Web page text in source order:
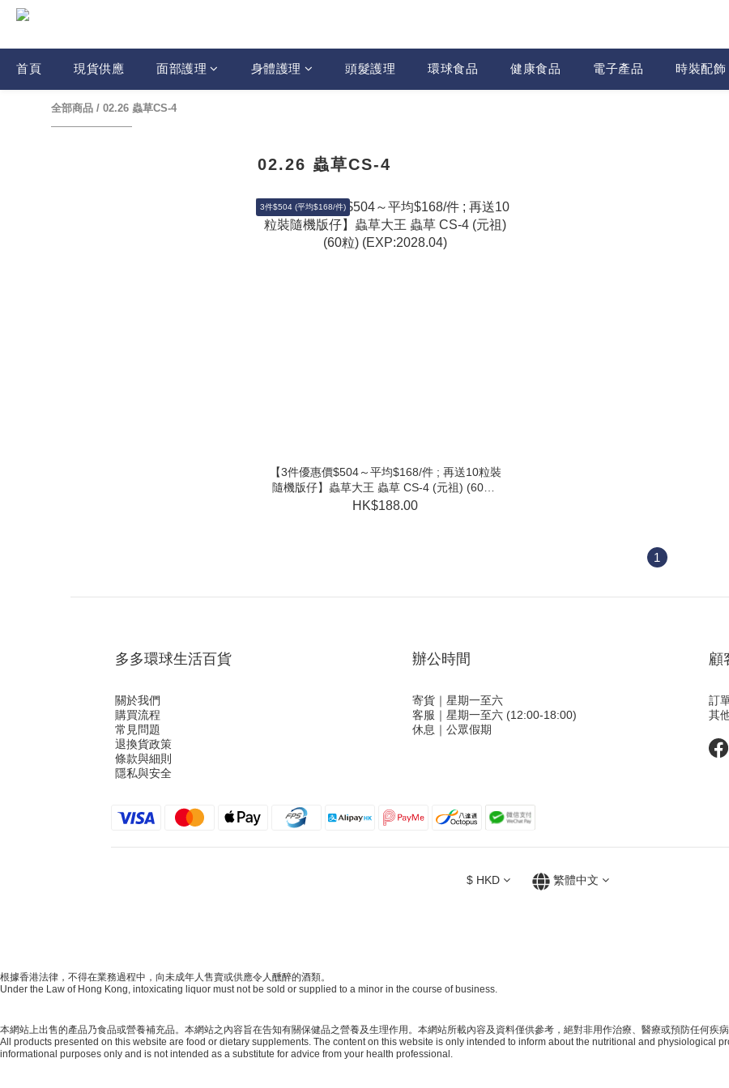
首頁 現貨供應 面部護理 身體護理 頭髮護理 環球食品 健康食品 電子產品 時裝配飾
全部商品 / 02.26 蟲草CS-4
02.26 蟲草CS-4
3件$504 (平均$168/件)
【3件優惠價$504～平均$168/件 ; 再送10粒裝
隨機版仔】蟲草大王 蟲草 CS-4 (元祖) (60粒)
(EXP:2028.04)
HK$188.00
1
多多環球生活百貨
關於我們
購買流程
常見問題
退換貨政策
條款與細則
隱私與安全
辦公時間
寄貨｜星期一至六
客服｜星期一至六 (12:00-18:00)
休息｜公眾假期
顧
訂
其
$ HKD 繁體中文
根據香港法律，不得在業務過程中，向未成年人售賣或供應令人醺醉的酒類。
Under the Law of Hong Kong, intoxicating liquor must not be sold or supplied to a minor in the course of business.
本網站上出售的產品乃食品或營養補充品。本網站之內容旨在告知有關保健品之營養及生理作用。本網站所載內容及資料僅供參考，絕對非用作治療、醫療或預防任何疾病
All products presented on this website are food or dietary supplements. The content on this website is only intended to inform about the nutritional and physiological
informational purposes only and is not intended as a substitute for advice from your health professional.